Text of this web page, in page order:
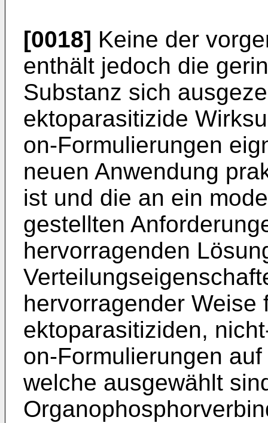
[0018] Keine der
enthält jedoch die
Substanz sich
ektoparasitizide
on-Formulierungen
neuen Anwendung
ist und die an ein
gestellten
hervorragenden
hervorragender
ektoparasitiziden,
on-Formulierungen
welche ausgewählt